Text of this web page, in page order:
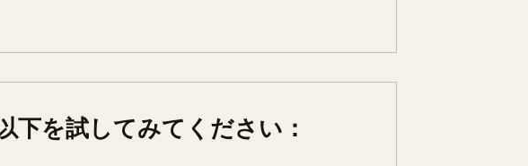
下を試してみてください：